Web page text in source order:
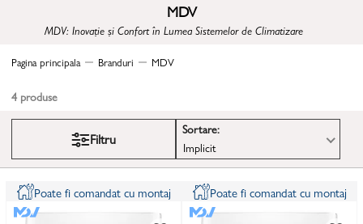
MDV
MDV: Inovație și Confort în Lumea Sistemelor de Climatizare
Pagina principala Branduri MDV
4 produse
Filtru
Sortare:
Implicit
Poate fi comandat cu montaj Poate fi comandat cu montaj